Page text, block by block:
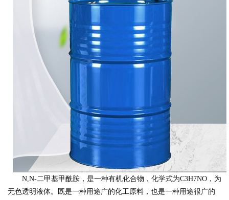
N,N-二甲基甲酰胺，是一种有机化合物，化学式为C3H7NO，为
无色透明液体。既是一种用途广的化工原料，也是一种用途很广的